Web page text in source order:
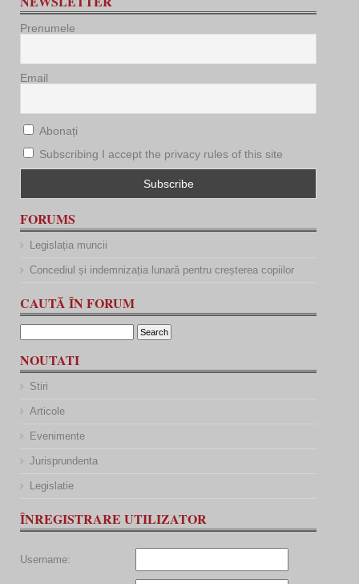
Prenumele
Email
Abonați
Subscribing I accept the privacy rules of this site
FORUMS
Legislația muncii
Concediul și indemnizația lunară pentru creșterea copiilor
CAUTĂ ÎN FORUM
NOUTATI
Stiri
Articole
Evenimente
Jurisprundenta
Legislatie
ÎNREGISTRARE UTILIZATOR
Username: